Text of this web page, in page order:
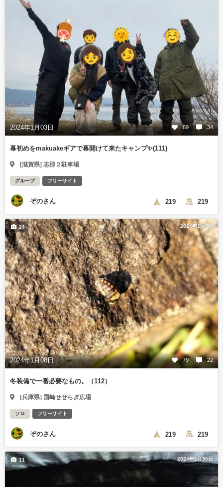
2024年1月03日 89 34
幕初めをmakuakeギアで幕開けて来たキャンプ✨(111)
[滋賀県] 志那２駐車場
グループ フリーサイト
ぞのさん 219 219
2024年1月9日
2024年1月08日 79 22
24
冬装備で一番必要なもの。（112）
[兵庫県] 国崎せせらぎ広場
ソロ フリーサイト
ぞのさん 219 219
2024年1月30日
11